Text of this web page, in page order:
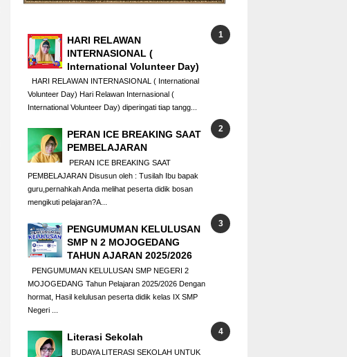
HARI RELAWAN
INTERNASIONAL (
International Volunteer Day)
HARI RELAWAN INTERNASIONAL ( International
Volunteer Day) Hari Relawan Internasional (
International Volunteer Day) diperingati tiap tangg...
PERAN ICE BREAKING SAAT
PEMBELAJARAN
PERAN ICE BREAKING SAAT
PEMBELAJARAN Disusun oleh : Tusilah Ibu bapak
guru,pernahkah Anda melihat peserta didik bosan
mengikuti pelajaran?A...
PENGUMUMAN KELULUSAN
SMP N 2 MOJOGEDANG
TAHUN AJARAN 2025/2026
PENGUMUMAN KELULUSAN SMP NEGERI 2
MOJOGEDANG Tahun Pelajaran 2025/2026 Dengan
hormat, Hasil kelulusan peserta didik kelas IX SMP
Negeri ...
Literasi Sekolah
BUDAYA LITERASI SEKOLAH UNTUK